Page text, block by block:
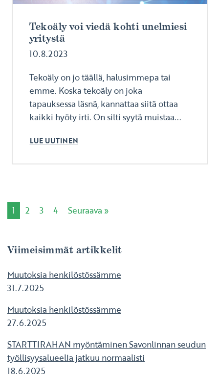
Tekoäly voi viedä kohti unelmiesi
yritystä
10.8.2023
Tekoäly on jo täällä, halusimmepa tai
emme. Koska tekoäly on joka
tapauksessa läsnä, kannattaa siitä ottaa
kaikki hyöty irti. On silti syytä muistaa...
LUE UUTINEN
1 2 3 4 Seuraava »
Viimeisimmät artikkelit
Muutoksia henkilöstössämme
31.7.2025
Muutoksia henkilöstössämme
27.6.2025
STARTTIRAHAN myöntäminen Savonlinnan seudun
työllisyysalueella jatkuu normaalisti
18.6.2025